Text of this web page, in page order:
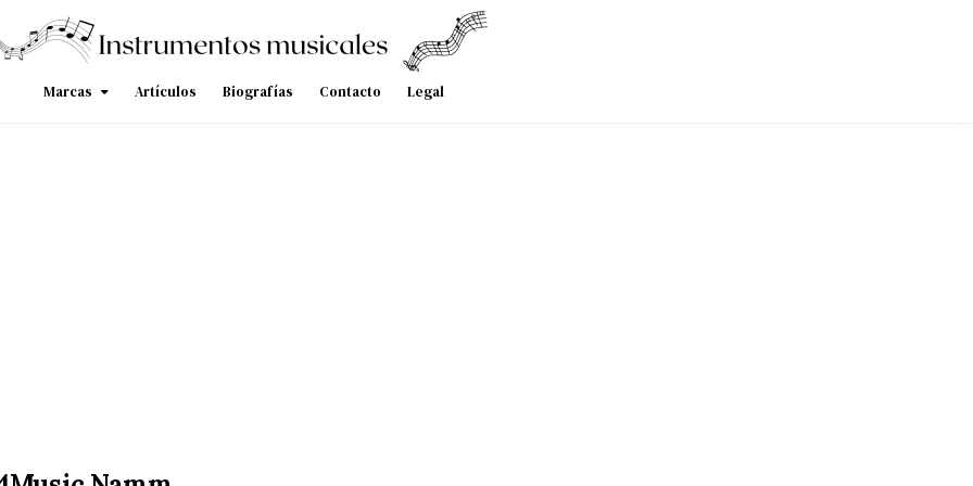
Marcas Artículos Biografías Contacto Legal